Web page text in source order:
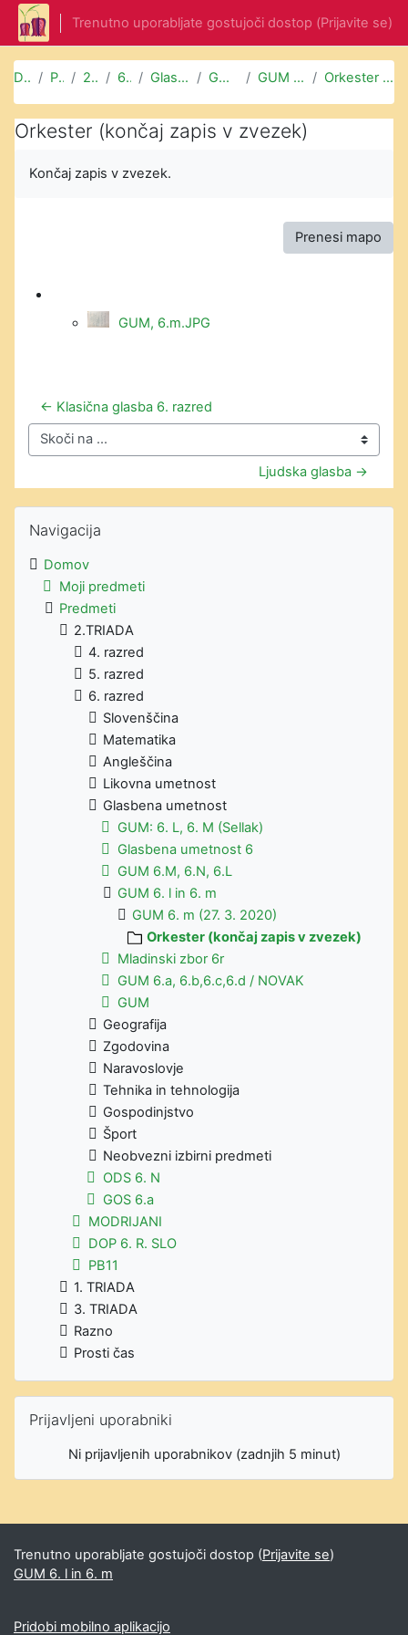
Preskoči na glavno vsebino
Trenutno uporabljate gostujoči dostop (Prijavite se)
Domov Predmeti 2.TRIADA 6. razred Glasbena umetnost GUM 6. l in 6. m GUM 6. m (27. 3. 2020) Orkester (končaj zapis v zvezek)
Orkester (končaj zapis v zvezek)
Končaj zapis v zvezek.
Prenesi mapo
GUM, 6.m.JPG
← Klasična glasba 6. razred
Skoči na ...
Ljudska glasba →
Preskoči Navigacija
Navigacija
Domov
Moji predmeti
Predmeti
2.TRIADA
4. razred
5. razred
6. razred
Slovenščina
Matematika
Angleščina
Likovna umetnost
Glasbena umetnost
GUM: 6. L, 6. M (Sellak)
Glasbena umetnost 6
GUM 6.M, 6.N, 6.L
GUM 6. l in 6. m
GUM 6. m (27. 3. 2020)
Orkester (končaj zapis v zvezek)
Mladinski zbor 6r
GUM 6.a, 6.b,6.c,6.d / NOVAK
GUM
Geografija
Zgodovina
Naravoslovje
Tehnika in tehnologija
Gospodinjstvo
Šport
Neobvezni izbirni predmeti
ODS 6. N
GOS 6.a
MODRIJANI
DOP 6. R. SLO
PB11
1. TRIADA
3. TRIADA
Razno
Prosti čas
Preskoči Prijavljeni uporabniki
Prijavljeni uporabniki
Ni prijavljenih uporabnikov (zadnjih 5 minut)
Trenutno uporabljate gostujoči dostop (Prijavite se)
GUM 6. l in 6. m
Pridobi mobilno aplikacijo